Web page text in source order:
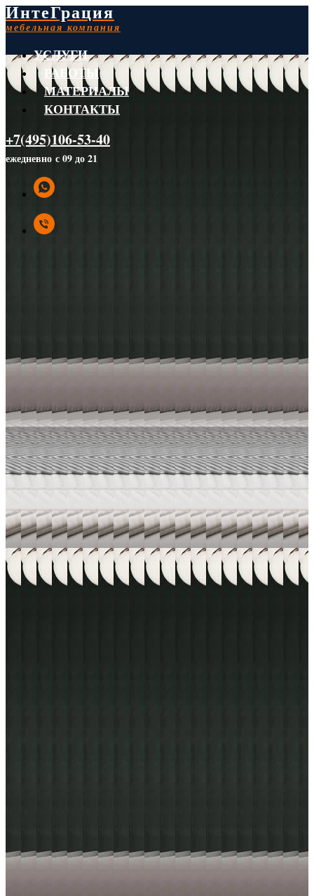
ИнтеГрация
мебельная компания
УСЛУГИ
РАБОТЫ
МАТЕРИАЛЫ
КОНТАКТЫ
+7(495)106-53-40
ежедневно с 09 до 21